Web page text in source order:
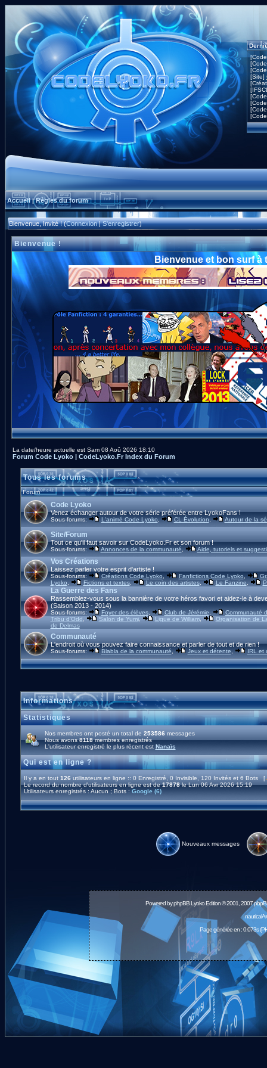
[Site]
Accueil|Règles du forum
Bienvenue, Invité ! (Connexion|S'enregistrer)
Bienvenue !
Bienvenue et bon surf à
La date/heure actuelle est Sam 08 Aoû 2026 18:10
Forum Code Lyoko | CodeLyoko.Fr Index du Forum
Tous les forums
Forum
Code Lyoko
Venez échanger autour de votre série préférée entre LyokoFans !
Sous-forums: L'animé Code Lyoko, CL Évolution Autour de la
Site/Forum
Tout ce qu'il faut savoir sur CodeLyoko.Fr et son forum !
Sous-forums: Annonces de la communauté, Aide, tutoriels et
Vos Créations
Laissez parler votre esprit d'artiste !
Sous-forums: Créations Code Lyoko, Fanfictions Code Lyoko,
Lyoko, Fictions et textes, Le coin des artistes, Le Fanzine
La Guerre des Fans
Rassemblez-vous sous la bannière de votre héros favori et aidez-le à
(Saison 2013 - 2014)
Sous-forums: Foyer des élèves, Club de Jérémie
Communauté
Tribu d'Odd
Salon de Yumi, Ligue de William,
Organisation de
de Delmas
Communauté
L'endroit où vous pouvez faire connaissance et parler de tout et de rien !
Sous-forums: Blabla de la communauté, Jeux et détente, IRL et
Informations
Statistiques
Nos membres ont posté un total de 253586 messages
Nous avons8118membres enregistrés
L'utilisateur enregistré le plus récent est Nanaïs
Qui est en ligne ?
Il y a en tout 126 utilisateurs en ligne :: 0 Enregistré, 0 Invisible, 120 Invités et 6 Bots [
Le record du nombre d'utilisateurs en ligne est de17878le Lun 06 Avr 2026 15:19
Utilisateurs enregistrés : Aucun ; Bots : Google (6)
Nouveaux messages
Powered byphpBBLyoko Edition © 2001, 2007
Page générée en : 0.073s